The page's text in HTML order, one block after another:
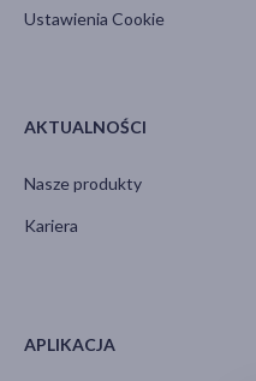
Ustawienia Cookie
AKTUALNOŚCI
Nasze produkty
Kariera
APLIKACJA